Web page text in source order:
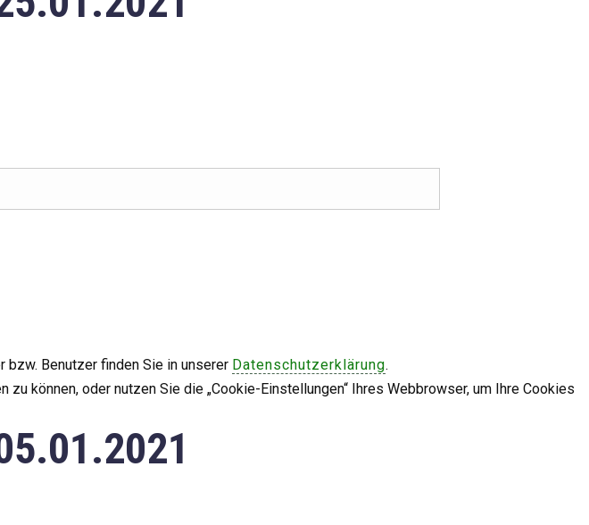
bzw. Benutzer finden Sie in unserer Datenschutzerklärung.
können, oder nutzen Sie die „Cookie-Einstellungen“ Ihres Webbrowser, um Ihre Cookies